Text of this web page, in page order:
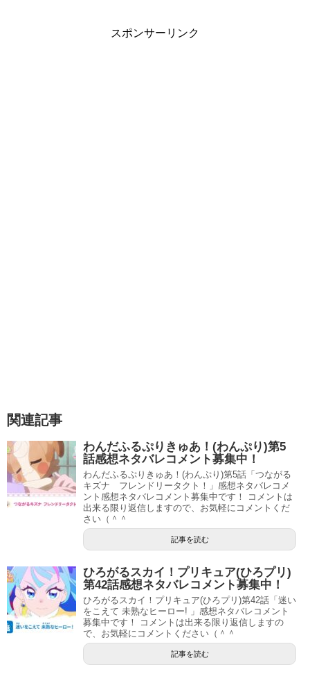
スポンサーリンク
関連記事
わんだふるぷりきゅあ！(わんぷり)第5
話感想ネタバレコメント募集中！
わんだふるぷりきゅあ！(わんぷり)第5話「つながる
キズナ フレンドリータクト！」感想ネタバレコメ
ント感想ネタバレコメント募集中です！ コメントは
出来る限り返信しますので、お気軽にコメントくだ
さい（＾＾
記事を読む
ひろがるスカイ！プリキュア(ひろプリ)
第42話感想ネタバレコメント募集中！
ひろがるスカイ！プリキュア(ひろプリ)第42話「迷い
をこえて 未熟なヒーロー! 」感想ネタバレコメント
募集中です！ コメントは出来る限り返信しますの
で、お気軽にコメントください（＾＾
記事を読む